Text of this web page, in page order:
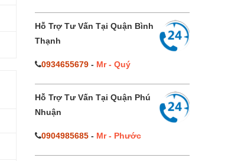
Hỗ Trợ Tư Vấn Tại Quận Bình
Thạnh
0934655679- Mr - Quý
Hỗ Trợ Tư Vấn Tại Quận Phú
Nhuận
0904985685- Mr - Phước